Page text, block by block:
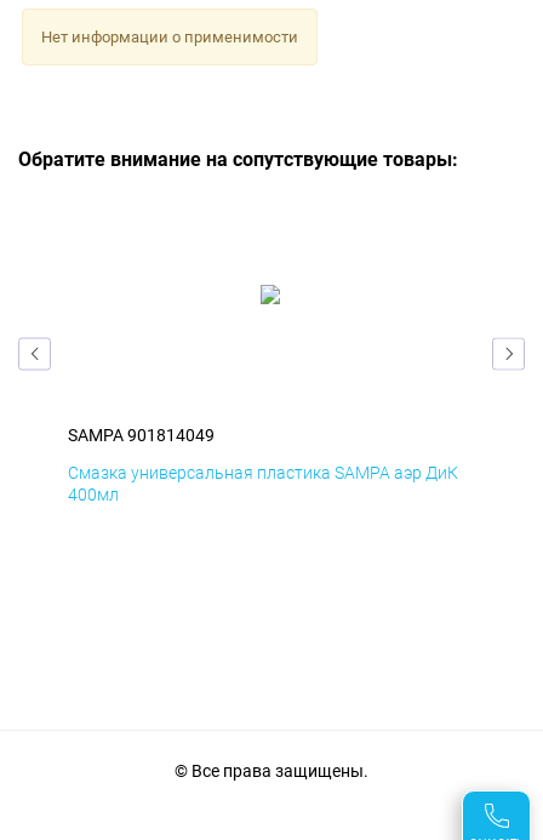
Нет информации о применимости
Обратите внимание на сопутствующие товары:
SAMPA 901814049
Смазка универсальная пластика SAMPA аэр ДиК
400мл
© Все права защищены.